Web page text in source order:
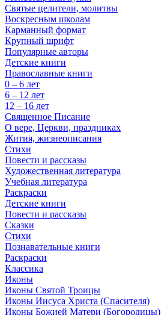
Святые целители, молитвы
Воскресным школам
Карманный формат
Крупный шрифт
Популярные авторы
Детские книги
Православные книги
0 – 6 лет
6 – 12 лет
12 – 16 лет
Священное Писание
О вере, Церкви, праздниках
Жития, жизнеописания
Стихи
Повести и рассказы
Художественная литература
Учебная литература
Раскраски
Детские книги
Повести и рассказы
Сказки
Стихи
Познавательные книги
Раскраски
Классика
Иконы
Иконы Святой Троицы
Иконы Иисуса Христа (Спасителя)
Иконы Божией Матери (Богородицы)